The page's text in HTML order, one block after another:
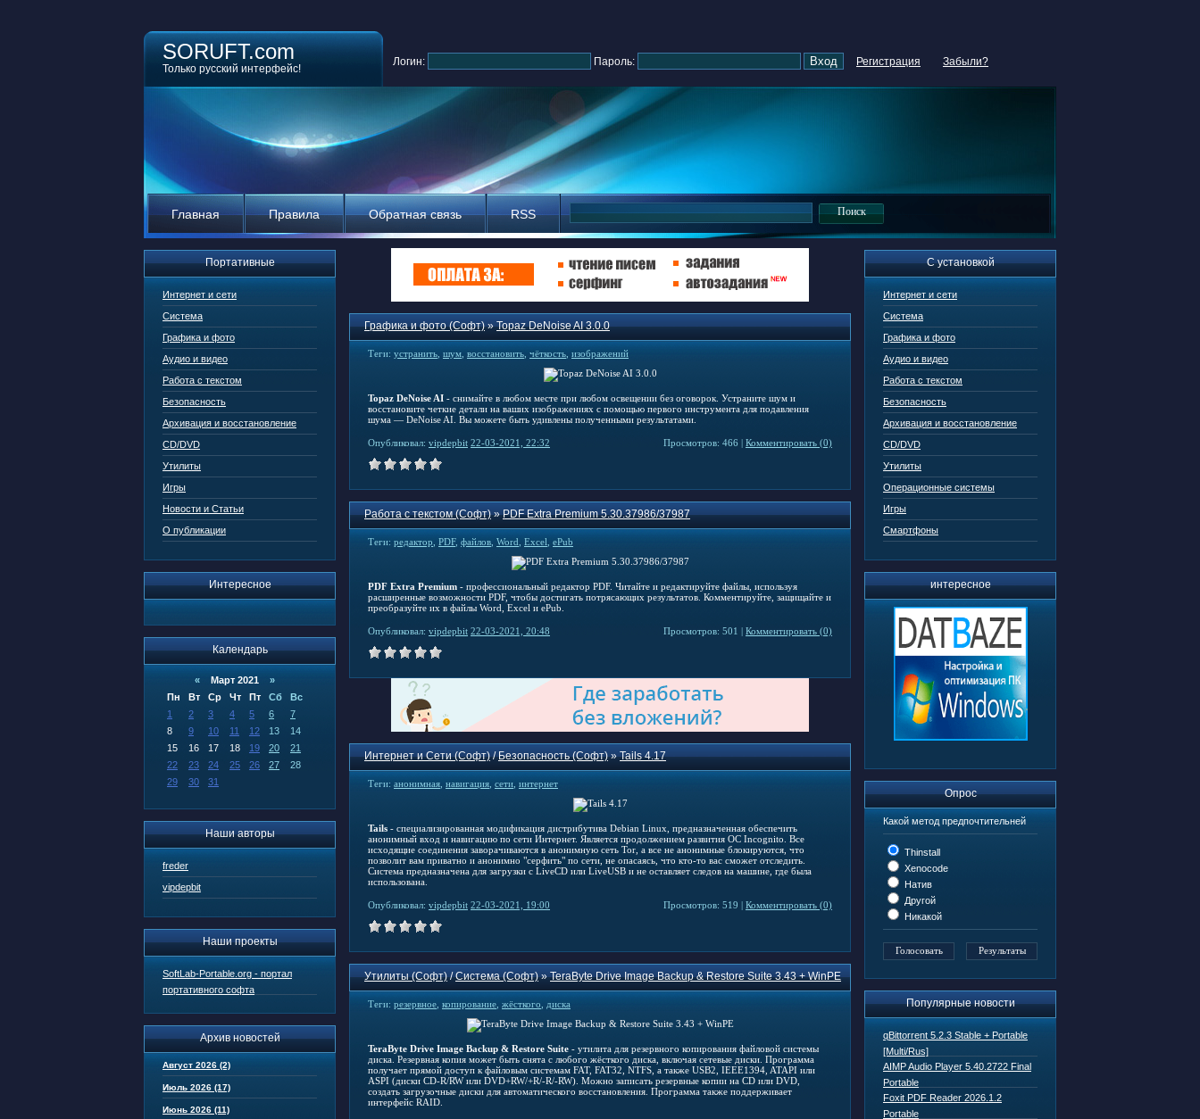
SORUFT.com
Только русский интерфейс!
Логин: Пароль: Регистрация Забыли?
Главная Правила Обратная связь RSS
Портативные
Интернет и сети
Система
Графика и фото
Аудио и видео
Работа с текстом
Безопасность
Архивация и восстановление
CD/DVD
Утилиты
Игры
Новости и Статьи
О публикации
Интересное
Календарь
« Март 2021 »
Пн
Вт Ср Чт Пт Сб
Вс
1
2 3 4 5 6
7
8
9 10 11 12 13
14
15
16 17 18 19 20
21
22
23 24 25 26 27
28
29
30 31
Наши авторы
freder
vipdepbit
Наши проекты
SoftLab-Portable.org - портал
портативного софта
Архив новостей
Август 2026 (2)
Июль 2026 (17)
Июнь 2026 (11)
С установкой
Интернет и сети
Система
Графика и фото
Аудио и видео
Работа с текстом
Безопасность
Архивация и восстановление
CD/DVD
Утилиты
Операционные системы
Игры
Смартфоны
интересное
Опрос
Какой метод предпочтительней
Thinstall
Xenocode
Натив
Другой
Никакой
Популярные новости
qBittorrent 5.2.3 Stable + Portable
[Multi/Rus]
AIMP Audio Player 5.40.2722 Final
Portable
Foxit PDF Reader 2026.1.2
Portable
Графика и фото (Софт)»Topaz DeNoise AI 3.0.0
Теги: устранить шум восстановить чёткость изображений
Topaz DeNoise AI - снимайте в любом месте при любом освещении без оговорок. Устраните шум и
восстановите четкие детали на ваших изображениях с помощью первого инструмента для подавления
шума — DeNoise AI. Вы можете быть удивлены полученными результатами.
Опубликовал: vipdepbit 22-03-2021, 22:32 Просмотров: 466 | Комментировать (0)
Работа с текстом (Софт)»PDF Extra Premium 5.30.37986/37987
Теги: редактор PDF, файлов Word Excel ePub
PDF Extra Premium - профессиональный редактор PDF. Читайте и редактируйте файлы, используя
расширенные возможности PDF, чтобы достигать потрясающих результатов. Комментируйте, защищайте и
преобразуйте их в файлы Word, Excel и ePub.
Опубликовал: vipdepbit 22-03-2021, 20:48 Просмотров: 501 | Комментировать (0)
Интернет и Сети (Софт)/Безопасность (Софт)»Tails 4.17
Теги: анонимная навигация сети интернет
Tails - специализированная модификация дистрибутива Debian Linux, предназначенная обеспечить
анонимный вход и навигацию по сети Интернет. Является продолжением развития ОС Incognito. Все
исходящие соединения заворачиваются в анонимную сеть Tor, а все не анонимные блокируются, что
позволит вам приватно и анонимно "серфить" по сети, не опасаясь, что кто-то вас сможет отследить.
Система предназначена для загрузки с LiveCD или LiveUSB и не оставляет следов на машине, где была
использована.
Опубликовал: vipdepbit 22-03-2021, 19:00 Просмотров: 519 | Комментировать (0)
Утилиты (Софт)/Система (Софт)»TeraByte Drive Image Backup & Restore Suite 3.43 + WinPE
Теги: резервное копирование жёсткого диска
TeraByte Drive Image Backup & Restore Suite - утилита для резервного копирования файловой системы
диска. Резервная копия может быть снята с любого жёсткого диска, включая сетевые диски. Программа
получает прямой доступ к файловым системам FAT, FAT32, NTFS, а также USB2, IEEE1394, ATAPI или
ASPI (диски CD-R/RW или DVD+RW/+R/-R/-RW). Можно записать резервные копии на CD или DVD,
создать загрузочные диски для автоматического восстановления. Программа также поддерживает
интерфейс RAID.